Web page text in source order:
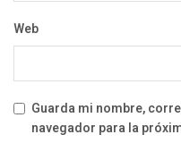
Web
Guarda mi nombre,
navegador para la